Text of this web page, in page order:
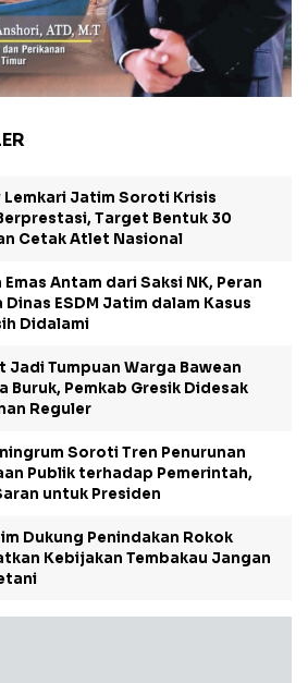
Lemkari Jatim Soroti Krisis
Target Bentuk 30
Cetak Atlet Nasional
Antam dari Saksi NK, Peran
Dinas ESDM Jatim dalam Kasus
Didalami
Jadi Tumpuan Warga Bawean
Buruk, Pemkab Gresik Didesak
Reguler
Soroti Tren Penurunan
Publik terhadap Pemerintah,
untuk Presiden
Dukung Penindakan Rokok
Kebijakan Tembakau Jangan